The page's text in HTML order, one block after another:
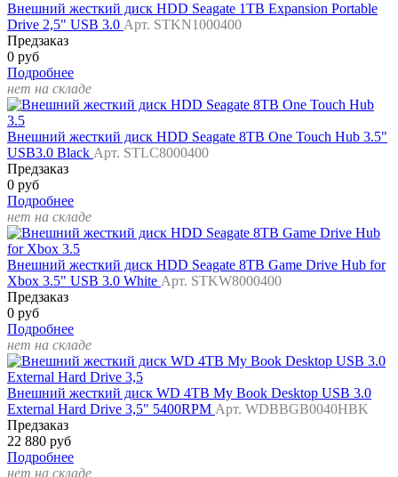
Внешний жесткий диск HDD Seagate 1TB Expansion Portable
Drive 2,5" USB 3.0 Арт. STKN1000400
Предзаказ
0 руб
Подробнее
нет на складе
Внешний жесткий диск HDD Seagate 8TB One Touch Hub 3.5"
USB3.0 Black Арт. STLC8000400
Предзаказ
0 руб
Подробнее
нет на складе
Внешний жесткий диск HDD Seagate 8TB Game Drive Hub for
Xbox 3.5" USB 3.0 White Арт. STKW8000400
Предзаказ
0 руб
Подробнее
нет на складе
Внешний жесткий диск WD 4TB My Book Desktop USB 3.0
External Hard Drive 3,5" 5400RPM Арт. WDBBGB0040HBK
Предзаказ
22 880 руб
Подробнее
нет на складе